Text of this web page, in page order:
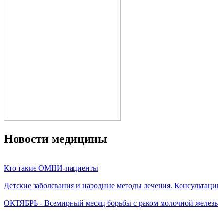
Новости медицины
Кто такие ОМНИ-пациенты
Детские заболевания и народные методы лечения.
ОКТЯБРЬ - Всемирный месяц борьбы с раком молочной